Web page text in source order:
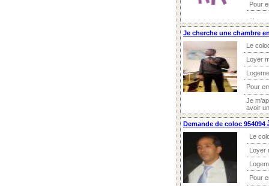
Pour
Je cherche une chambre
Le
Loyer
Pour
Je
avoir
Demande de coloc
Le
Loyer
Pour